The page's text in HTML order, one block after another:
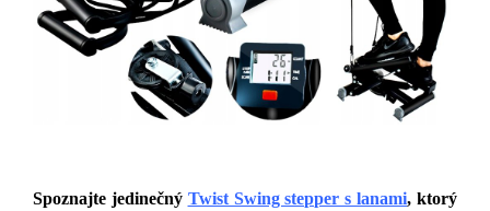
Spoznajte jedinečný Twist Swing stepper s lanami, ktorý